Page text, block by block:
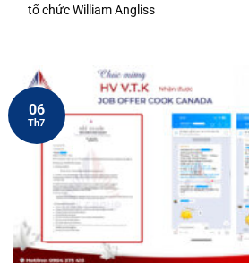
tổ chức William Angliss
06
Th7